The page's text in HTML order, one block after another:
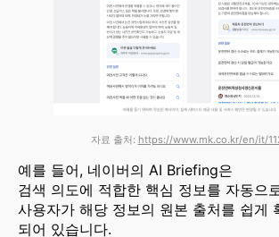
자료 출처: https://www.mk.co.kr/en/it/
예를 들어, 네이버의 AI Briefing은
검색 의도에 적합한 핵심 정보를 자동으
사용자가 해당 정보의 원본 출처를 쉽게
되어 있습니다.